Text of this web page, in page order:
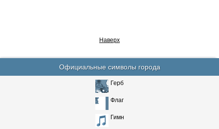
Наверх
Официальные символы города
Герб
Флаг
Гимн